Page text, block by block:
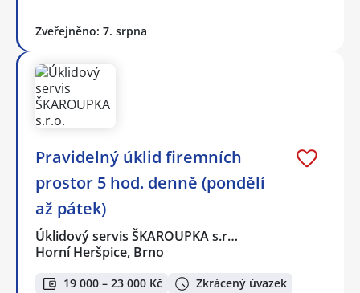
Zveřejněno: 7. srpna
Pravidelný úklid firemních
prostor 5 hod. denně (pondělí
až pátek)
Úklidový servis ŠKAROUPKA s.r…
Horní Heršpice, Brno
19 000 – 23 000 Kč Zkrácený úvazek